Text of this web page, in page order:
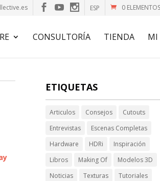
0 ELEMENTOS
ESP
CONSULTORÍA TIENDA MI
ETIQUETAS
Articulos Consejos
Cutouts
Entrevistas
Escenas Completas
Hardware
HDRi
Inspiración
Libros
Making Of
Modelos 3D
Noticias
Texturas Tutoriales